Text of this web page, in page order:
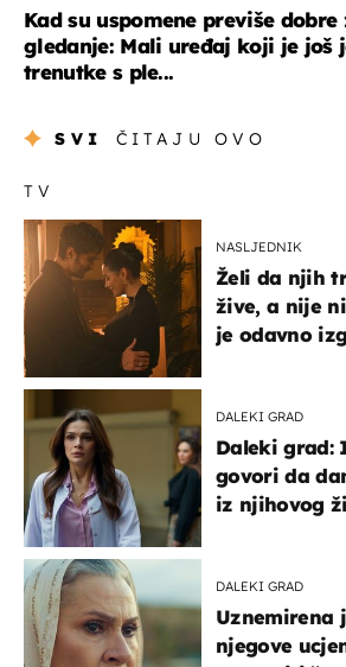
Kad su uspomene previše
gledanje: Mali uređaj koji je još
trenutke s ple...
SVI ČITAJU OVO
TV
NASLJEDNIK
Želi da njih
žive, a nije
je odavno
DALEKI GRAD
Daleki
govori da
iz njihovog
DALEKI GRAD
Uznemirena
njegove